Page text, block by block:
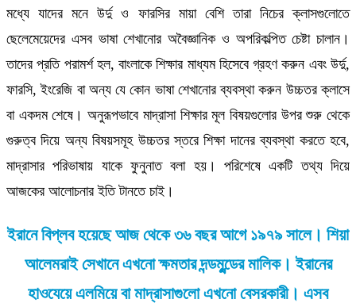
মধ্যে যাদের মনে উর্দু ও ফারসির মায়া বেশি তারা নিচের ক্লাসগুলোতে
ছেলেমেয়েদের এসব ভাষা শেখানোর অবৈজ্ঞানিক ও অপরিকল্পিত চেষ্টা চালান।
তাদের প্রতি পরামর্শ হল, বাংলাকে শিক্ষার মাধ্যম হিসেবে গ্রহণ করুন এবং উর্দু,
ফারসি, ইংরেজি বা অন্য যে কোন ভাষা শেখানোর ব্যবস্থা করুন উচ্চতর ক্লাসে
বা একদম শেষে। অনুরূপভাবে মাদ্রাসা শিক্ষার মূল বিষয়গুলোর উপর শুরু থেকে
গুরুত্ব দিয়ে অন্য বিষয়সমূহ উচ্চতর স্তরে শিক্ষা দানের ব্যবস্থা করতে হবে,
মাদ্রাসার পরিভাষায় যাকে ফুনুনাত বলা হয়। পরিশেষে একটি তথ্য দিয়ে
আজকের আলোচনার ইতি টানতে চাই।
ইরানে বিপ্লব হয়েছে আজ থেকে ৩৬ বছর আগে ১৯৭৯ সালে। শিয়া
আলেমরাই সেখানে এখনো ক্ষমতার দন্ডমুন্ডের মালিক। ইরানের
হাওযেয়ে এলমিয়ে বা মাদ্রাসাগুলো এখনো বেসরকারী। এসব